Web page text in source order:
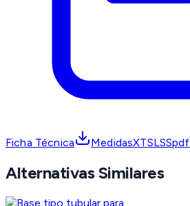
Ficha Técnica MedidasXTSLSSpdf
Alternativas Similares